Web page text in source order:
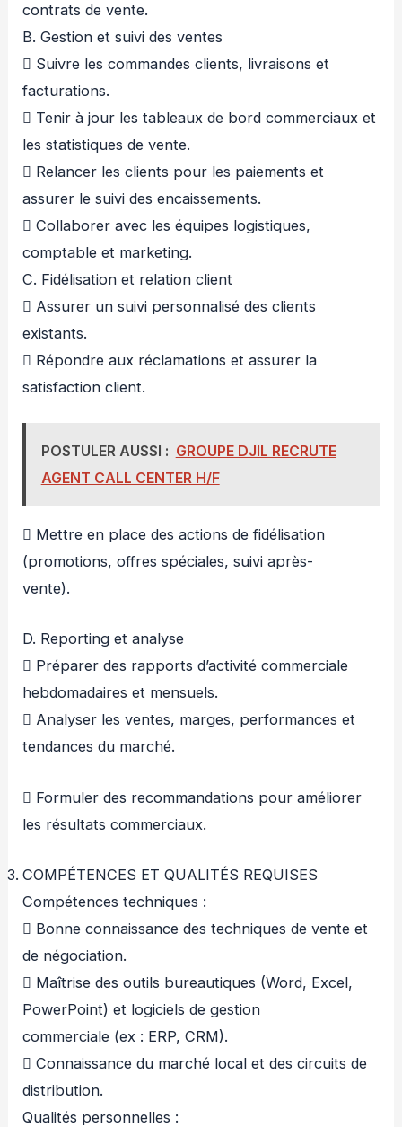
contrats de vente.
B. Gestion et suivi des ventes
 Suivre les commandes clients, livraisons et
facturations.
 Tenir à jour les tableaux de bord commerciaux et
les statistiques de vente.
 Relancer les clients pour les paiements et
assurer le suivi des encaissements.
 Collaborer avec les équipes logistiques,
comptable et marketing.
C. Fidélisation et relation client
 Assurer un suivi personnalisé des clients
existants.
 Répondre aux réclamations et assurer la
satisfaction client.
POSTULER AUSSI : GROUPE DJIL RECRUTE
AGENT CALL CENTER H/F
 Mettre en place des actions de fidélisation
(promotions, offres spéciales, suivi après-
vente).
D. Reporting et analyse
 Préparer des rapports d’activité commerciale
hebdomadaires et mensuels.
 Analyser les ventes, marges, performances et
tendances du marché.
 Formuler des recommandations pour améliorer
les résultats commerciaux.
COMPÉTENCES ET QUALITÉS REQUISES
Compétences techniques :
 Bonne connaissance des techniques de vente et
de négociation.
 Maîtrise des outils bureautiques (Word, Excel,
PowerPoint) et logiciels de gestion
commerciale (ex : ERP, CRM).
 Connaissance du marché local et des circuits de
distribution.
Qualités personnelles :